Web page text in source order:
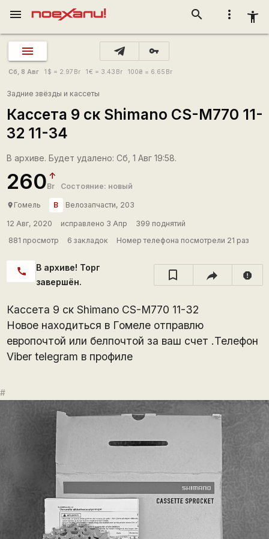
more_vert accessibility_new
search
menu
vpn_key
Сб, 8 Авг 1 $ = 2.97 Br 1€ = 3.43 Br 100₴ = 6.65 Br
Задние звёзды и кассеты
Кассета 9 ск Shimano CS-M770 11-
32 11-34
В архиве. Будет удалено: Сб, 1 Авг 19:58.
260Br Состояние: новый
place Гомель В Велозапчасти, 203
12 Авг, 2020 исправлено 3 Апр
399 поднятий
881 просмотр
6 закладок Номер телефона посмотрели 21 раз
call
В архиве! Торг
завершён.
report
Кассета 9 ск Shimano CS-M770 11-32
Новое находитьcя в Гомеле отправлю
европочтой или белпочтой за ваш счет .Телефон
Viber telegram в профиле
#